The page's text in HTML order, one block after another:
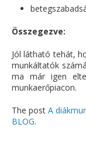
Összegezve:
Jól látható tehát,
munkáltatók
ma már igen
munkaerőpiacon.
The post A
BLOG.